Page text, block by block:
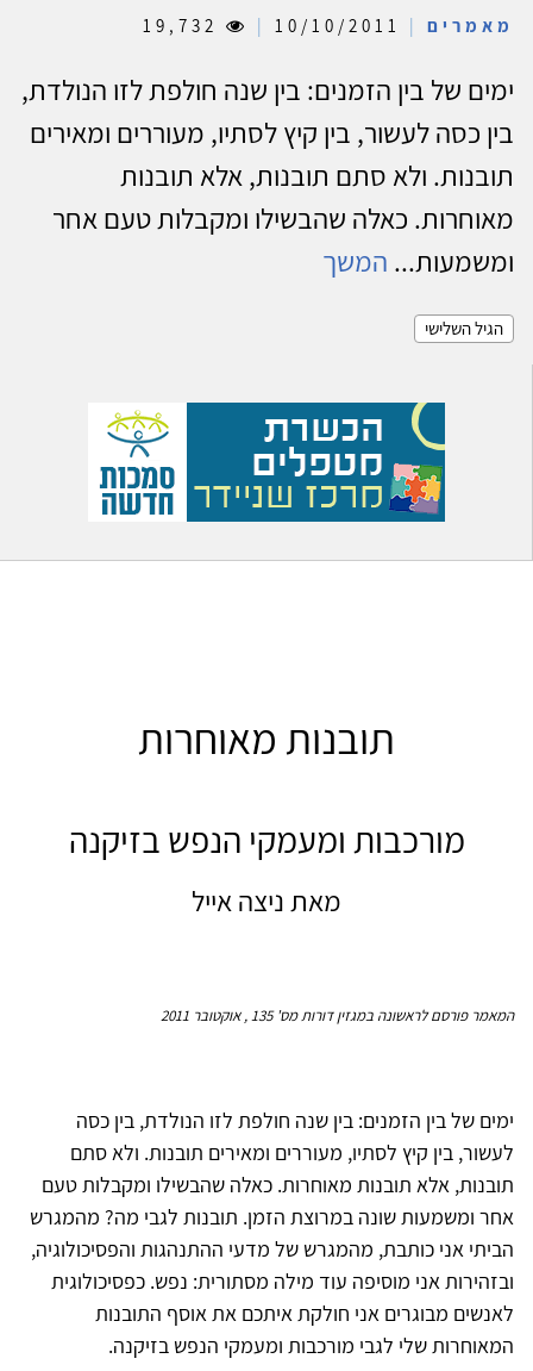
מאמרים |
|
ימים של בין הזמנים: בין שנה חולפת לזו הנולדת,
בין כסה לעשור, בין קיץ לסתיו, מעוררים ומאירים
תובנות. ולא סתם תובנות, אלא תובנות
מאוחרות. כאלה שהבשילו ומקבלות טעם אחר
ומשמעות... המשך
הגיל השלישי
תובנות מאוחרות
מורכבות ומעמקי הנפש בזיקנה
מאת ניצה אייל
המאמר פורסם לראשונה במגזין דורות מס' 135 , אוקטובר 2011
ימים של בין הזמנים: בין שנה חולפת לזו הנולדת, בין כסה
לעשור, בין קיץ לסתיו, מעוררים ומאירים תובנות. ולא סתם
תובנות, אלא תובנות מאוחרות. כאלה שהבשילו ומקבלות טעם
אחר ומשמעות שונה במרוצת הזמן. תובנות לגבי מה? מהמגרש
הביתי אני כותבת, מהמגרש של מדעי ההתנהגות והפסיכולוגיה,
ובזהירות אני מוסיפה עוד מילה מסתורית: נפש. כפסיכולוגית
לאנשים מבוגרים אני חולקת איתכם את אוסף התובנות
המאוחרות שלי לגבי מורכבות ומעמקי הנפש בזיקנה.